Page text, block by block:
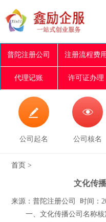
普陀注册公司 注册流程费用
代理记账 许可证办理

公司起名

公司核名
首页 >
文化传
来源：普陀注册公司 时间：
一、文化传播公司名称核